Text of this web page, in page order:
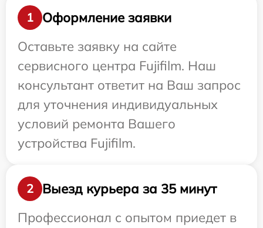
1
Оформление заявки
Оставьте заявку на сайте
сервисного центра Fujifilm. Наш
консультант ответит на Ваш запрос
для уточнения индивидуальных
условий ремонта Вашего
устройства Fujifilm.
2
Выезд курьера за 35 минут
Профессионал с опытом приедет в